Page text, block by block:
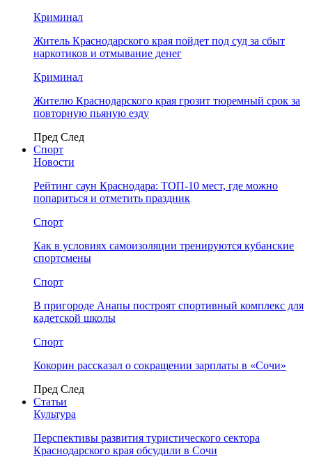
Криминал
Житель Краснодарского края пойдет под суд за сбыт
наркотиков и отмывание денег
Криминал
Жителю Краснодарского края грозит тюремный срок за
повторную пьяную езду
Пред След
Спорт
Новости
Рейтинг саун Краснодара: ТОП-10 мест, где можно
попариться и отметить праздник
Спорт
Как в условиях самоизоляции тренируются кубанские
спортсмены
Спорт
В пригороде Анапы построят спортивный комплекс для
кадетской школы
Спорт
Кокорин рассказал о сокращении зарплаты в «Сочи»
Пред След
Статьи
Культура
Перспективы развития туристического сектора
Краснодарского края обсудили в Сочи